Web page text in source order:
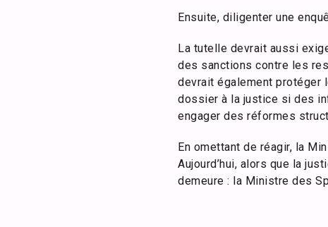
Ensuite, diligenter une
La tutelle devrait aussi
des sanctions contre les
devrait également protéger
dossier à la justice si des
engager des réformes
En omettant de réagir, la
Aujourd’hui, alors que la
demeure : la Ministre des